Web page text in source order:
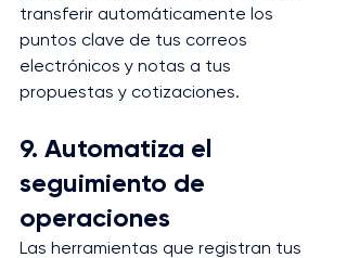
transferir automáticamente los
puntos clave de tus correos
electrónicos y notas a tus
propuestas y cotizaciones.
9. Automatiza el
seguimiento de
operaciones
Las herramientas que registran tus